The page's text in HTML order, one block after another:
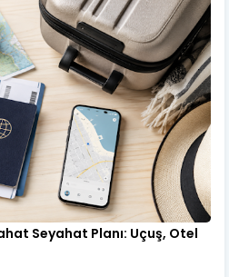
Seyahat Planı: Uçuş, Otel